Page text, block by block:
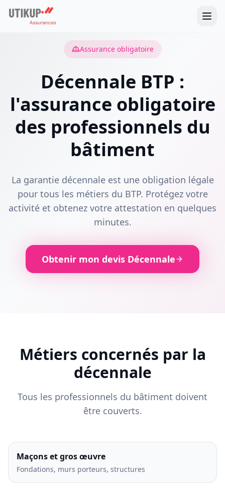
Assurance obligatoire
Décennale BTP :
l'assurance obligatoire
des professionnels du
bâtiment
La garantie décennale est une obligation légale
pour tous les métiers du BTP. Protégez votre
activité et obtenez votre attestation en quelques
minutes.
Obtenir mon devis Décennale
Métiers concernés par la
décennale
Tous les professionnels du bâtiment doivent
être couverts.
Maçons et gros œuvre
Fondations, murs porteurs, structures